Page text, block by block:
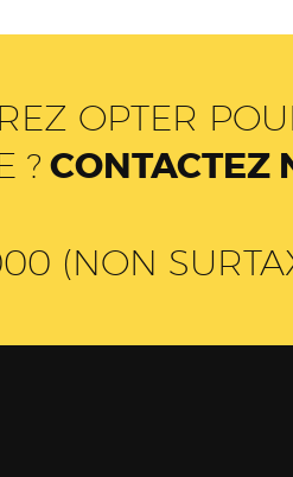
OPTER
? CONTACTEZ
(NON